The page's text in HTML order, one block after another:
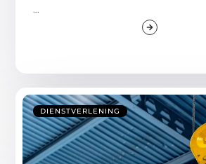
...
DIENSTVERLENING